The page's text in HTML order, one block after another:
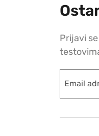
Prijavi